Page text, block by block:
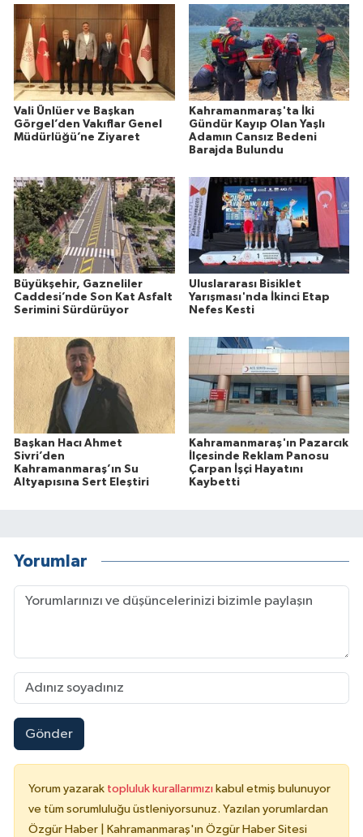
Vali Ünlüer ve Başkan
Görgel’den Vakıflar Genel
Müdürlüğü’ne Ziyaret
Kahramanmaraş'ta İki
Gündür Kayıp Olan Yaşlı
Adamın Cansız Bedeni
Barajda Bulundu
Büyükşehir, Gazneliler
Caddesi’nde Son Kat Asfalt
Serimini Sürdürüyor
Uluslararası Bisiklet
Yarışması'nda İkinci Etap
Nefes Kesti
Başkan Hacı Ahmet
Sivri’den
Kahramanmaraş’ın Su
Altyapısına Sert Eleştiri
Kahramanmaraş'ın Pazarcık
İlçesinde Reklam Panosu
Çarpan İşçi Hayatını
Kaybetti
Yorumlar
Gönder
Yorum yazarak topluluk kurallarımızı kabul etmiş bulunuyor
ve tüm sorumluluğu üstleniyorsunuz. Yazılan yorumlardan
Özgür Haber | Kahramanmaraş'ın Özgür Haber Sitesi